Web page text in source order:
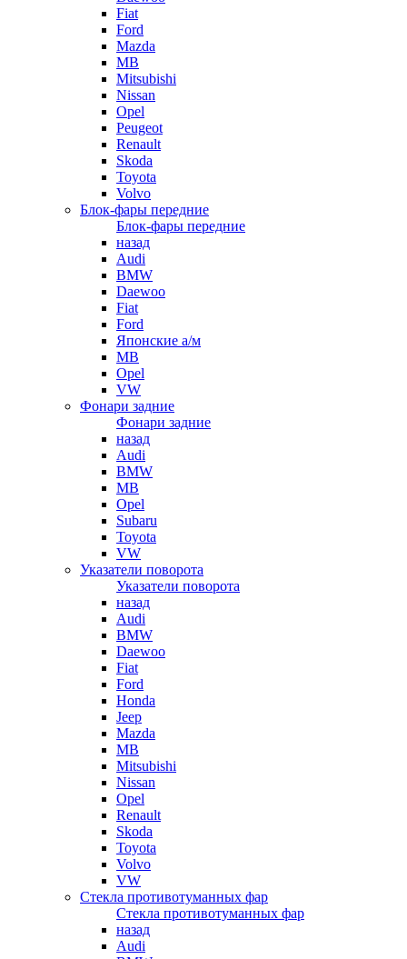
Fiat
Ford
Mazda
MB
Mitsubishi
Nissan
Opel
Peugeot
Renault
Skoda
Toyota
Volvo
Блок-фары передние
Блок-фары передние
назад
Audi
BMW
Daewoo
Fiat
Ford
Японские а/м
MB
Opel
VW
Фонари задние
Фонари задние
назад
Audi
BMW
MB
Opel
Subaru
Toyota
VW
Указатели поворота
Указатели поворота
назад
Audi
BMW
Daewoo
Fiat
Ford
Honda
Jeep
Mazda
MB
Mitsubishi
Nissan
Opel
Renault
Skoda
Toyota
Volvo
VW
Стекла противотуманных фар
Стекла противотуманных фар
назад
Audi